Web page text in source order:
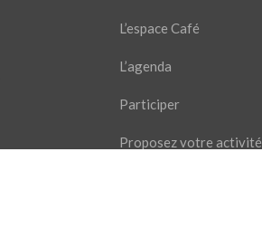
L’espace Café
L’agenda
Participer
Proposez votre activité